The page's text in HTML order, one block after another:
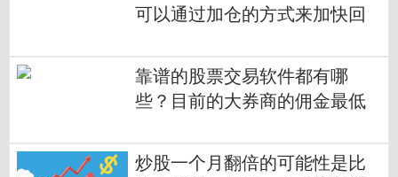
可以通过加仓的方式来加快回
靠谱的股票交易软件都有哪
些？目前的大券商的佣金最低
炒股一个月翻倍的可能性是比